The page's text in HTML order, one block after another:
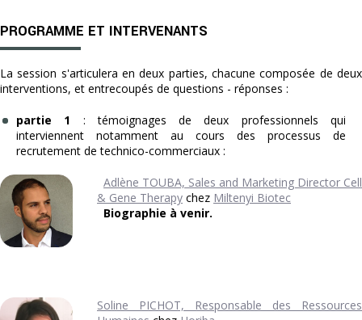
PROGRAMME ET INTERVENANTS
La session s'articulera en deux parties, chacune composée de deux
interventions, et entrecoupés de questions - réponses :
partie 1 : témoignages de deux professionnels qui
interviennent notamment au cours des processus de
recrutement de technico-commerciaux :
Adlène TOUBA, Sales and Marketing Director Cell
& Gene Therapy chez Miltenyi Biotec
Biographie à venir.
Soline PICHOT, Responsable des Ressources